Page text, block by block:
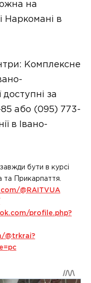
на
Наркомані в
Комплексне
доступні за
або (095) 773-
в Івано-
бути в курсі
та Прикарпаття.
@RAITVUA
profile.php?
@trkrai?